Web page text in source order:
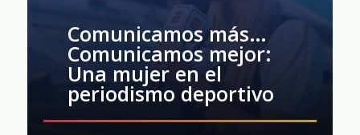
Comunicamos más…
Comunicamos mejor:
Una mujer en el
periodismo deportivo